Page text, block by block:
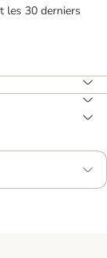
les 30 derniers